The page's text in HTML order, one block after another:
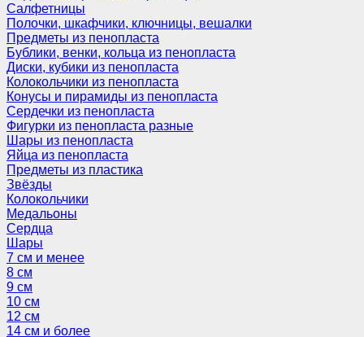
Салфетницы
Полочки, шкафчики, ключницы, вешалки
Предметы из пенопласта
Бублики, венки, кольца из пенопласта
Диски, кубики из пенопласта
Колокольчики из пенопласта
Конусы и пирамиды из пенопласта
Сердечки из пенопласта
Фигурки из пенопласта разные
Шары из пенопласта
Яйца из пенопласта
Предметы из пластика
Звёзды
Колокольчики
Медальоны
Сердца
Шары
7 см и менее
8 см
9 см
10 см
12 см
14 см и более